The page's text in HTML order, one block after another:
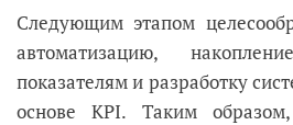
Следующим этапом
автоматизацию,
показателям и разработку
основе KPI. Таким